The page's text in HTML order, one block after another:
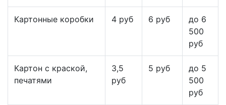
Картонные коробки 4 руб 6 руб
до 6
500
руб
Картон с краской,
печатями
3,5
руб
5 руб
до 5
500
руб